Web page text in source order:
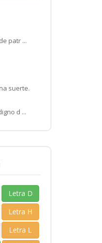
patr ...
suerte.
d ...
Letra D
Letra H
Letra L